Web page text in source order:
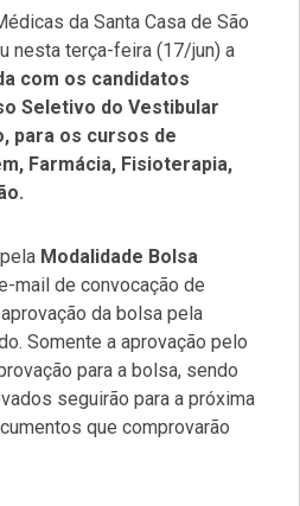
da Santa Casa de São
nesta terça-feira (17/jun) a
com os candidatos
Seletivo do Vestibular
para os cursos de
Farmácia, Fisioterapia,
Modalidade Bolsa
mail de convocação de
da bolsa pela
Somente a aprovação pelo
para a bolsa, sendo
seguirão para a próxima
que comprovarão